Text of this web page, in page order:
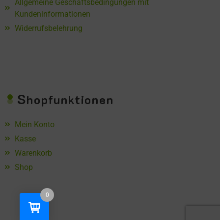
Allgemeine Geschäftsbedingungen mit
Kundeninformationen
Widerrufsbelehrung
Shopfunktionen
Mein Konto
Kasse
Warenkorb
Shop
0